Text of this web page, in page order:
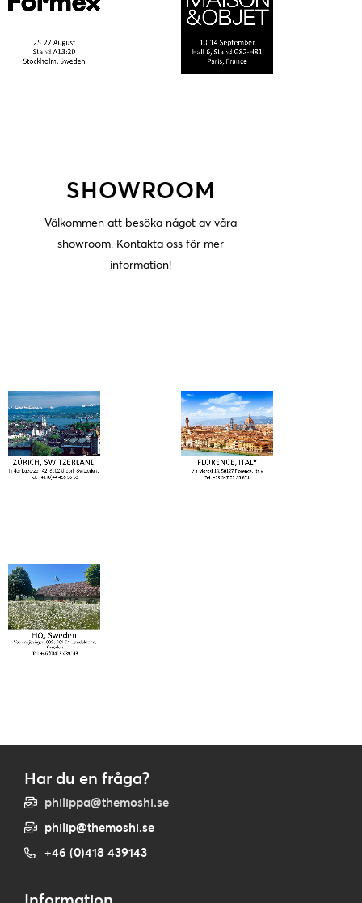
SHOWROOM
Välkommen att besöka något av våra
showroom. Kontakta oss för mer
information!
Har du en fråga?
philippa@themoshi.se
philip@themoshi.se
+46 (0)418 439143